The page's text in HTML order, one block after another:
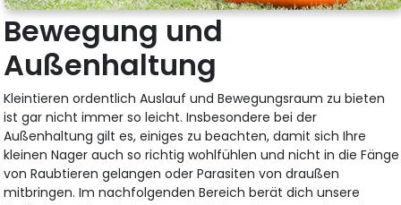
Bewegung und
Außenhaltung
Kleintieren ordentlich Auslauf und Bewegungsraum zu bieten
ist gar nicht immer so leicht. Insbesondere bei der
Außenhaltung gilt es, einiges zu beachten, damit sich Ihre
kleinen Nager auch so richtig wohlfühlen und nicht in die Fänge
von Raubtieren gelangen oder Parasiten von draußen
mitbringen. Im nachfolgenden Bereich berät dich unsere